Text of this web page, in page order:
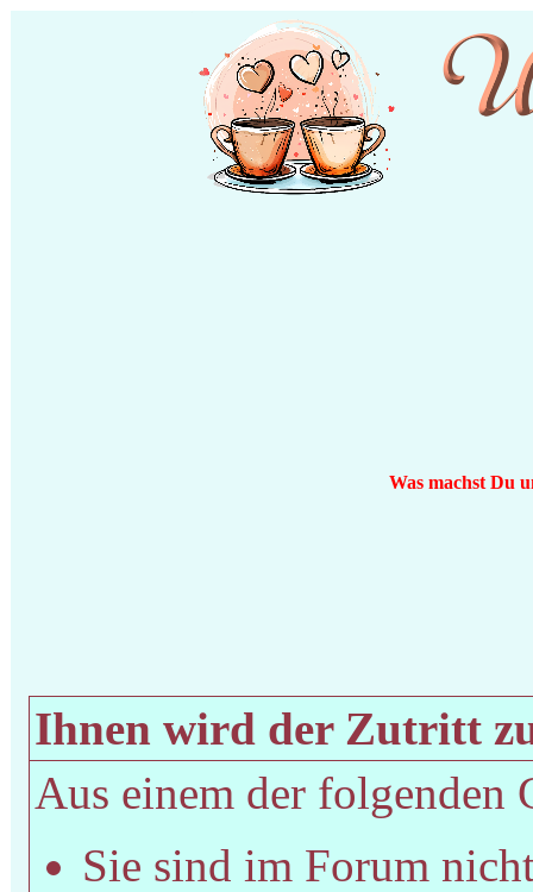
Was machst Du
Ihnen wird der Zutritt
Aus einem der folgenden
Sie sind im Forum